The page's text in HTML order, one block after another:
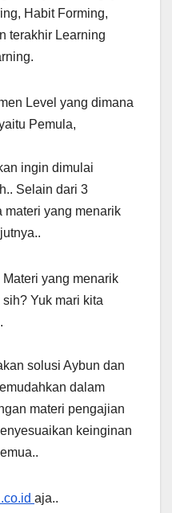
Habit Forming,
terakhir Learning
Level yang dimana
Pemula,
ingin dimulai
Selain dari 3
materi yang menarik
yang menarik
Yuk mari kita
solusi Aybun dan
dalam
materi pengajian
keinginan
aja..